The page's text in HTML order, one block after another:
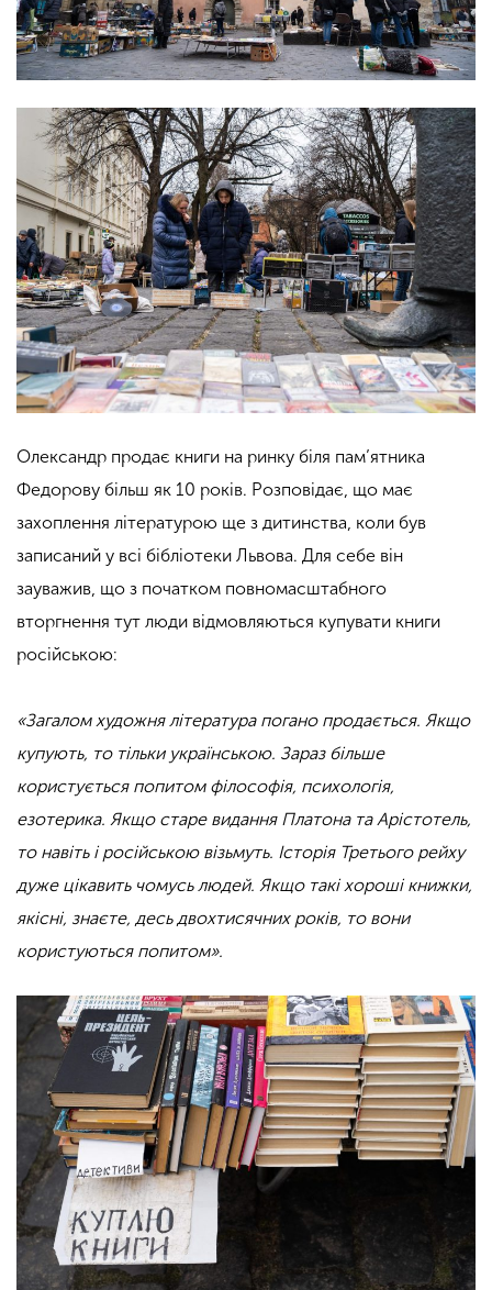
Олександр продає книги на ринку біля пам’ятника
Федорову більш як 10 років. Розповідає, що має
захоплення літературою ще з дитинства, коли був
записаний у всі бібліотеки Львова. Для себе він
зауважив, що з початком повномасштабного
вторгнення тут люди відмовляються купувати книги
російською:
«Загалом художня література погано продається. Якщо
купують, то тільки українською. Зараз більше
користується попитом філософія, психологія,
езотерика. Якщо старе видання Платона та Арістотель,
то навіть і російською візьмуть. Історія Третього рейху
дуже цікавить чомусь людей. Якщо такі хороші книжки,
якісні, знаєте, десь двохтисячних років, то вони
користуються попитом».